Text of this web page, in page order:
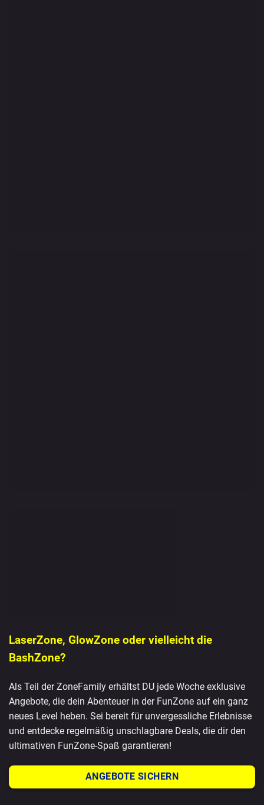
LaserZone, GlowZone oder vielleicht die
BashZone?
Als Teil der ZoneFamily erhältst DU jede Woche exklusive
Angebote, die dein Abenteuer in der FunZone auf ein ganz
neues Level heben. Sei bereit für unvergessliche Erlebnisse
und entdecke regelmäßig unschlagbare Deals, die dir den
ultimativen FunZone-Spaß garantieren!
ANGEBOTE SICHERN